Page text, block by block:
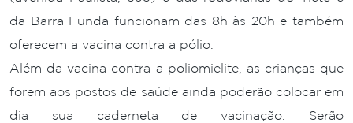
da Barra Funda funcionam das 8h às 20h e também
oferecem a vacina contra a pólio.
Além da vacina contra a poliomielite, as crianças que
forem aos postos de saúde ainda poderão colocar em
dia sua caderneta de vacinação. Serão